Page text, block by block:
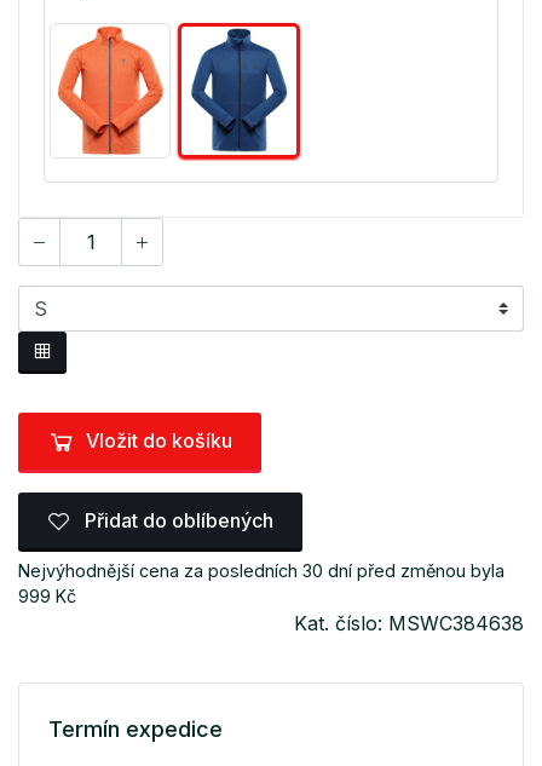
Vložit do košíku
Přidat do oblíbených
Nejvýhodnější cena za posledních 30 dní před změnou byla
999 Kč
Kat. číslo: MSWC384638
Termín expedice